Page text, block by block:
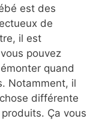
est des
de
il est
pouvez
quand
Notamment, il
différente
Ça vous